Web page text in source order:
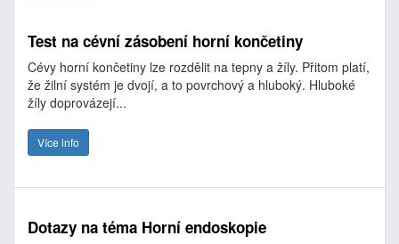
Test na cévní zásobení horní končetiny
Cévy horní končetiny lze rozdělit na tepny a žíly. Přitom platí,
že žilní systém je dvojí, a to povrchový a hluboký. Hluboké
žíly doprovázejí...
Více info
Dotazy na téma Horní endoskopie